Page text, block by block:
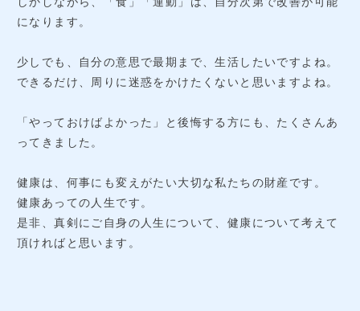
になります。
少しでも、自分の意思で最期まで、生活したいですよね。
できるだけ、周りに迷惑をかけたくないと思いますよね。
「やっておけばよかった」と後悔する方にも、たくさんあ
ってきました。
健康は、何事にも変えがたい大切な私たちの財産です。
健康あっての人生です。
是非、真剣にご自身の人生について、健康について考えて
頂ければと思います。